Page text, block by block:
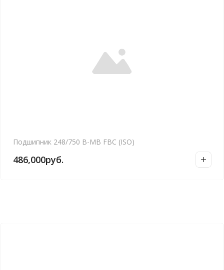
Подшипник 248/750 B-MB FBC (ISO)
486,000руб.